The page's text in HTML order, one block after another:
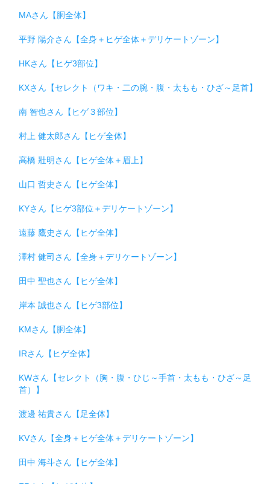
MAさん【胴全体】
平野 陽介さん【全身＋ヒゲ全体＋デリケートゾーン】
HKさん【ヒゲ3部位】
KXさん【セレクト（ワキ・二の腕・腹・太もも・ひざ～足首】
南 智也さん【ヒゲ３部位】
村上 健太郎さん【ヒゲ全体】
高橋 壯明さん【ヒゲ全体＋眉上】
山口 哲史さん【ヒゲ全体】
KYさん【ヒゲ3部位＋デリケートゾーン】
遠藤 鷹史さん【ヒゲ全体】
澤村 健司さん【全身＋デリケートゾーン】
田中 聖也さん【ヒゲ全体】
岸本 誠也さん【ヒゲ3部位】
KMさん【胴全体】
IRさん【ヒゲ全体】
KWさん【セレクト（胸・腹・ひじ～手首・太もも・ひざ～足
首）】
渡邊 祐貴さん【足全体】
KVさん【全身＋ヒゲ全体＋デリケートゾーン】
田中 海斗さん【ヒゲ全体】